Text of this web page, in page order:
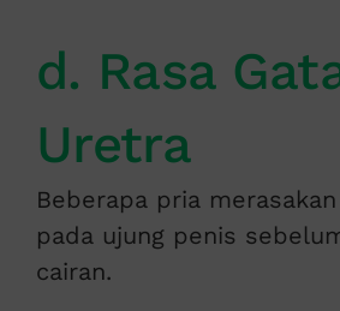
d. Rasa
Uretra
Beberapa pria
pada ujung penis
cairan.